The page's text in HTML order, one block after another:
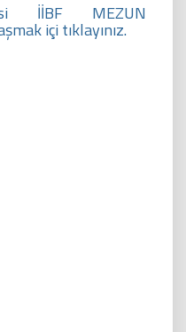
İİBF MEZUN
içi tıklayınız.